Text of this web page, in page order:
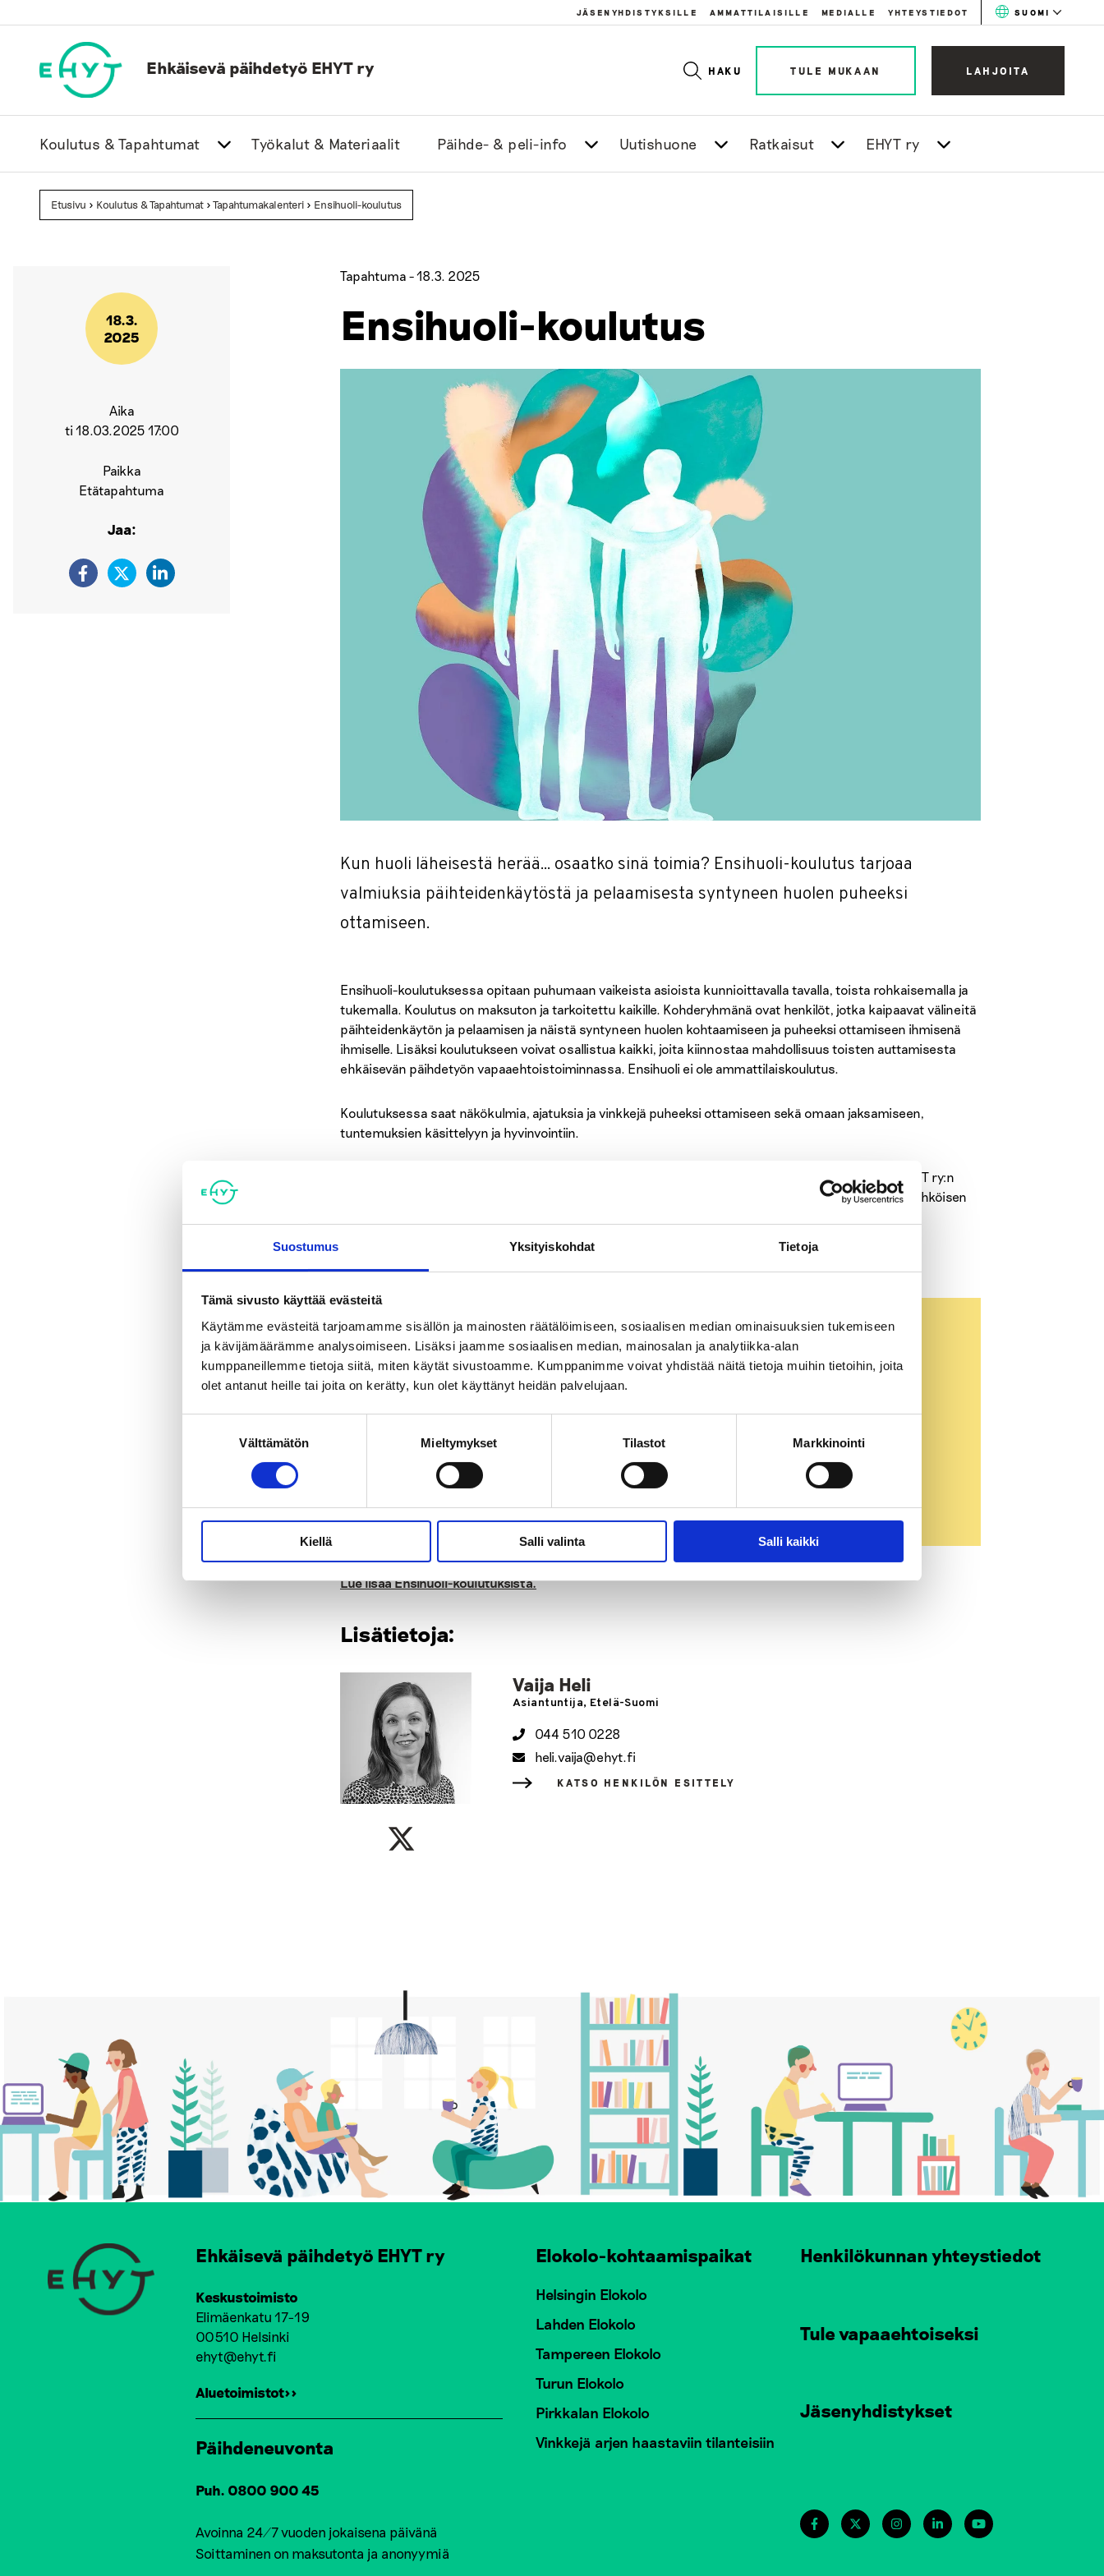
Suostumus Yksityiskohdat Tietoja
Tämä sivusto käyttää evästeitä
Käytämme evästeitä tarjoamamme sisällön ja mainosten räätälöimiseen, sosiaalisen median ominaisuuksien tukemiseen
ja kävijämäärämme analysoimiseen. Lisäksi jaamme sosiaalisen median, mainosalan ja analytiikka-alan
kumppaneillemme tietoja siitä, miten käytät sivustoamme. Kumppanimme voivat yhdistää näitä tietoja muihin tietoihin, joita
olet antanut heille tai joita on kerätty, kun olet käyttänyt heidän palvelujaan.
Välttämätön Mieltymykset Tilastot Markkinointi
Kiellä Salli valinta Salli kaikki
to
JÄSENYHDISTYKSILLE AMMATTILAISILLE MEDIALLE YHTEYSTIEDOT SUOMI
Ehkäisevä päihdetyö EHYT ry HAKU TULE MUKAAN LAHJOITA
Koulutus & Tapahtumat Työkalut & Materiaalit Päihde- & peli-info Uutishuone Ratkaisut EHYT ry
Etusivu > Koulutus & Tapahtumat >Tapahtumakalenteri > Ensihuoli-koulutus
18.3.
2025
Aika
ti 18.03.2025 17:00
Paikka
Etätapahtuma
Jaa:
Tapahtuma -18.3. 2025
Ensihuoli-koulutus
Kun huoli läheisestä herää... osaatko sinä toimia? Ensihuoli-koulutus tarjoaa
valmiuksia päihteidenkäytöstä ja pelaamisesta syntyneen huolen puheeksi
ottamiseen.
Ensihuoli-koulutuksessa opitaan puhumaan vaikeista asioista kunnioittavalla tavalla, toista rohkaisemalla ja
tukemalla. Koulutus on maksuton ja tarkoitettu kaikille. Kohderyhmänä ovat henkilöt, jotka kaipaavat välineitä
päihteidenkäytön ja pelaamisen ja näistä syntyneen huolen kohtaamiseen ja puheeksi ottamiseen ihmisenä
ihmiselle. Lisäksi koulutukseen voivat osallistua kaikki, joita kiinnostaa mahdollisuus toisten auttamisesta
ehkäisevän päihdetyön vapaaehtoistoiminnassa. Ensihuoli ei ole ammattilaiskoulutus.
Koulutuksessa saat näkökulmia, ajatuksia ja vinkkejä puheeksi ottamiseen sekä omaan jaksamiseen,
tuntemuksien käsittelyyn ja hyvinvointiin.
Koulutus kestää 2 h ja sisältää keskustelua, teoriaa ja käytännön vinkkejä. Kouluttajana toimivat EHYT ry:n
asiantuntija ja vapaaehtoinen kouluttajapari. Jokainen koulutukseen osallistunut saa halutessaan sähköisen
Ilmoittautuminen
Ilmoittautumiset 17.3.2025 mennessä.
Koulutukseen mahtuu 50 osallistujaa ilmoittautumisjärjestyksessä.
Lue lisää Ensihuoli-koulutuksista.
Lisätietoja:
Vaija Heli
Asiantuntija, Etelä-Suomi
044 510 0228
heli.vaija@ehyt.fi
KATSO HENKILÖN ESITTELY
Ehkäisevä päihdetyö EHYT ry
Keskustoimisto
Elimäenkatu 17-19
00510 Helsinki
ehyt@ehyt.fi
Aluetoimistot>>
Päihdeneuvonta
Puh. 0800 900 45
Avoinna 24/7 vuoden jokaisena päivänä
Soittaminen on maksutonta ja anonyymiä
Elokolo-kohtaamispaikat
Helsingin Elokolo
Lahden Elokolo
Tampereen Elokolo
Turun Elokolo
Pirkkalan Elokolo
Vinkkejä arjen haastaviin tilanteisiin
Henkilökunnan yhteystiedot
Tule vapaaehtoiseksi
Jäsenyhdistykset